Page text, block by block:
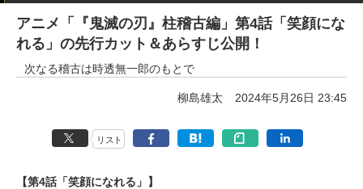
アニメ「『鬼滅の刃』柱稽古編」第4話「笑顔にな
れる」の先行カット＆あらすじ公開！
次なる稽古は時透無一郎のもとで
柳島雄太 2024年5月26日 23:45
リスト
【第4話「笑顔になれる」】